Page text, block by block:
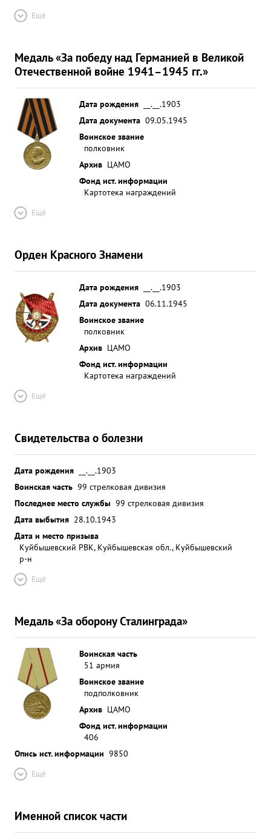
Ещё
Медаль «За победу над Германией в Великой
Отечественной войне 1941–1945 гг.»
Дата рождения
__.__.1903
Дата документа 09.05.1945
Воинское звание
полковник
Архив ЦАМО
Фонд ист. информации
Картотека награждений
Ещё
Орден Красного Знамени
Дата рождения
__.__.1903
Дата документа 06.11.1945
Воинское звание
полковник
Архив ЦАМО
Фонд ист. информации
Картотека награждений
Ещё
Свидетельства о болезни
Дата рождения
__.__.1903
Воинская часть 99 стрелковая дивизия
Последнее место службы 99 стрелковая дивизия
Дата выбытия 28.10.1943
Дата и место призыва
Куйбышевский РВК, Куйбышевская обл., Куйбышевский
р-н
Ещё
Медаль «За оборону Сталинграда»
Воинская часть
51 армия
Воинское звание
подполковник
Архив ЦАМО
Фонд ист. информации
406
Опись ист. информации 9850
Ещё
Именной список части